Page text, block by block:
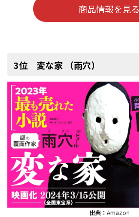
商品情報を見る
3位 変な家 （雨穴）
出典： Amazon